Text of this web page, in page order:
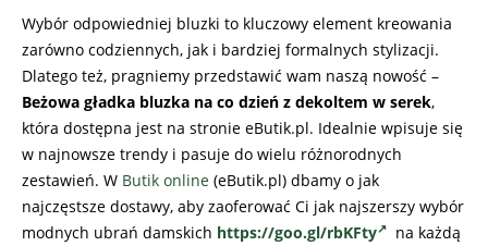
Wybór odpowiedniej bluzki to kluczowy element kreowania
zarówno codziennych, jak i bardziej formalnych stylizacji.
Dlatego też, pragniemy przedstawić wam naszą nowość –
Beżowa gładka bluzka na co dzień z dekoltem w serek,
która dostępna jest na stronie eButik.pl. Idealnie wpisuje się
w najnowsze trendy i pasuje do wielu różnorodnych
zestawień. W Butik online (eButik.pl) dbamy o jak
najczęstsze dostawy, aby zaoferować Ci jak najszerszy wybór
modnych ubrań damskich https://goo.gl/rbKFty
na każdą